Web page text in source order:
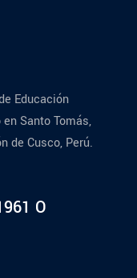
Educación
Santo Tomás,
de Cusco, Perú.
O